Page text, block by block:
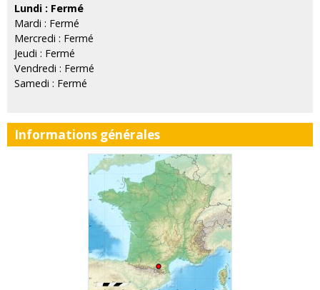
Lundi : Fermé
Mardi : Fermé
Mercredi : Fermé
Jeudi : Fermé
Vendredi : Fermé
Samedi : Fermé
Informations générales